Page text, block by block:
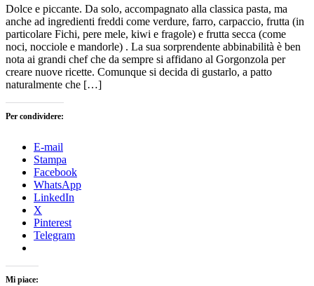
Dolce e piccante. Da solo, accompagnato alla classica pasta, ma
anche ad ingredienti freddi come verdure, farro, carpaccio, frutta (in
particolare Fichi, pere mele, kiwi e fragole) e frutta secca (come
noci, nocciole e mandorle) . La sua sorprendente abbinabilità è ben
nota ai grandi chef che da sempre si affidano al Gorgonzola per
creare nuove ricette. Comunque si decida di gustarlo, a patto
naturalmente che […]
Per condividere:
E-mail
Stampa
Facebook
WhatsApp
LinkedIn
X
Pinterest
Telegram
Mi piace: